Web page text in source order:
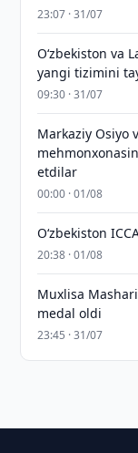
23:07 · 31/07
Oʻzbekiston va
yangi tizimini
09:30 · 31/07
Markaziy Osiyo
etdilar
00:00 · 01/08
O‘zbekiston
20:38 · 01/08
Muxlisa
medal oldi
23:45 · 31/07